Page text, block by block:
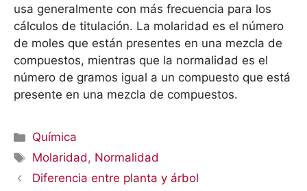
usa generalmente con más frecuencia para los
cálculos de titulación. La molaridad es el número
de moles que están presentes en una mezcla de
compuestos, mientras que la normalidad es el
número de gramos igual a un compuesto que está
presente en una mezcla de compuestos.
Categorías
Química
Etiquetas
Molaridad, Normalidad
Diferencia entre planta y árbol